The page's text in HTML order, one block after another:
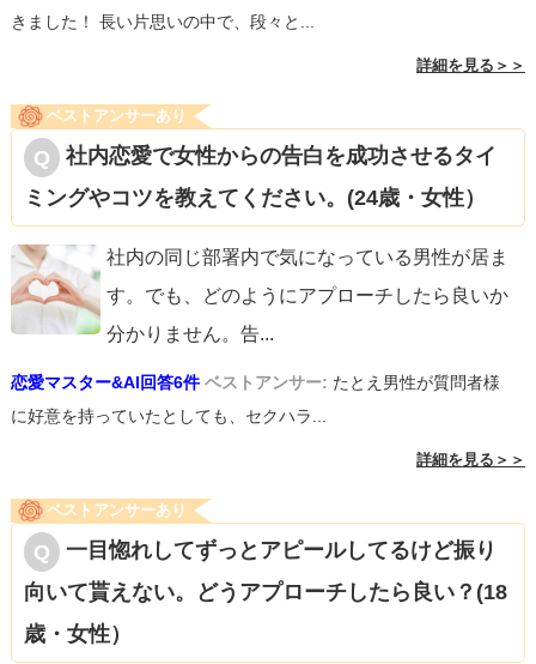
きました！ 長い片思いの中で、段々と...
詳細を見る＞＞
ベストアンサーあり
社内恋愛で女性からの告白を成功させるタイ
ミングやコツを教えてください。(24歳・女性）
社内の同じ部署内で気になっている男性が居ま
す。でも、どのようにアプローチしたら良いか
分かりません。告...
恋愛マスター&AI回答6件 ベストアンサー: たとえ男性が質問者様
に好意を持っていたとしても、セクハラ...
詳細を見る＞＞
ベストアンサーあり
一目惚れしてずっとアピールしてるけど振り
向いて貰えない。どうアプローチしたら良い？(18
歳・女性）